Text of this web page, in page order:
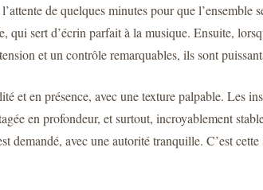
de quelques minutes pour que
sert d’écrin parfait à la musique. Ensuite,
et un contrôle remarquables, ils sont
et en présence, avec une texture palpable. Les
en profondeur, et surtout, incroyablement
avec une autorité tranquille. C’est